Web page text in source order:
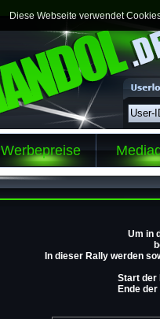
Diese Webseite verwendet
Werbepreise
Um in
In dieser Rally werden
Start der
Ende